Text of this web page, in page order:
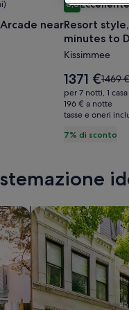
neardi
Resort
style,
pool
home
within
minutes
to
8,88,8 su 10,
Eccellente
Resort
minutes to
Kissimmee
7% di sconto
Il
prezzo
è
1371 €
1371 €Il
prezzo
era
1469
tariffa
1469 €
per 7 notti, 1 casa
196 € a notte
tasse e oneri
Cerca un